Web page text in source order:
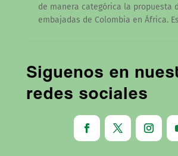
de manera categórica la propuesta
embajadas de Colombia en África.
Siguenos en
redes sociales